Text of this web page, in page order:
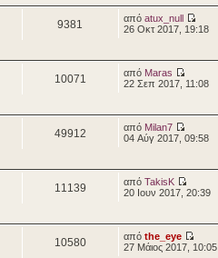
9381 από atux_null
26 Οκτ 2017, 19:18
10071 από Maras
22 Σεπ 2017, 11:08
49912 από Milan7
04 Αύγ 2017, 09:58
11139 από TakisK
20 Ιουν 2017, 20:39
10580 από the_eye
27 Μάιος 2017, 10:05